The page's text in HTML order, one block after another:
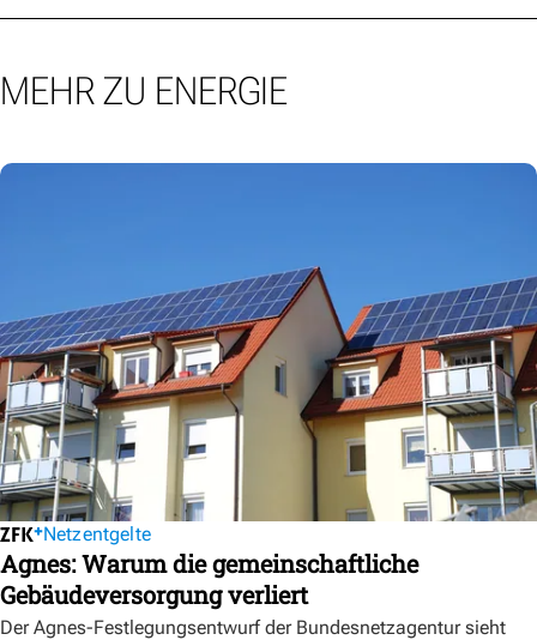
MEHR ZU ENERGIE
Netzentgelte
Agnes: Warum die gemeinschaftliche
Gebäudeversorgung verliert
Der Agnes-Festlegungsentwurf der Bundesnetzagentur sieht